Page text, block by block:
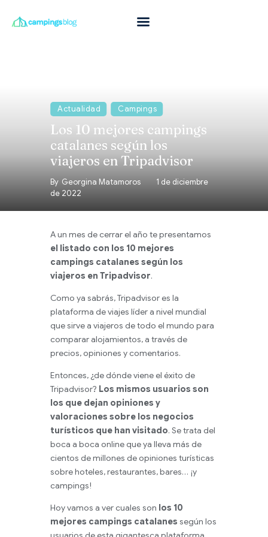
Donde ir
Qué hacer
Inspiración
Ofertas
Todas
Actualidad Campings
Los 10 mejores campings
catalanes según los
viajeros en Tripadvisor
By Georgina Matamoros
1 de diciembre
de 2022
A un mes de cerrar el año te presentamos
el listado con los 10 mejores
campings catalanes según los
viajeros en Tripadvisor.
Como ya sabrás, Tripadvisor es la
plataforma de viajes líder a nivel mundial
que sirve a viajeros de todo el mundo para
comparar alojamientos, a través de
precios, opiniones y comentarios.
Entonces, ¿de dónde viene el éxito de
Tripadvisor? Los mismos usuarios son
los que dejan opiniones y
valoraciones sobre los negocios
turísticos que han visitado. Se trata del
boca a boca online que ya lleva más de
cientos de millones de opiniones turísticas
sobre hoteles, restaurantes, bares… ¡y
campings!
Hoy vamos a ver cuales son los 10
mejores campings catalanes según los